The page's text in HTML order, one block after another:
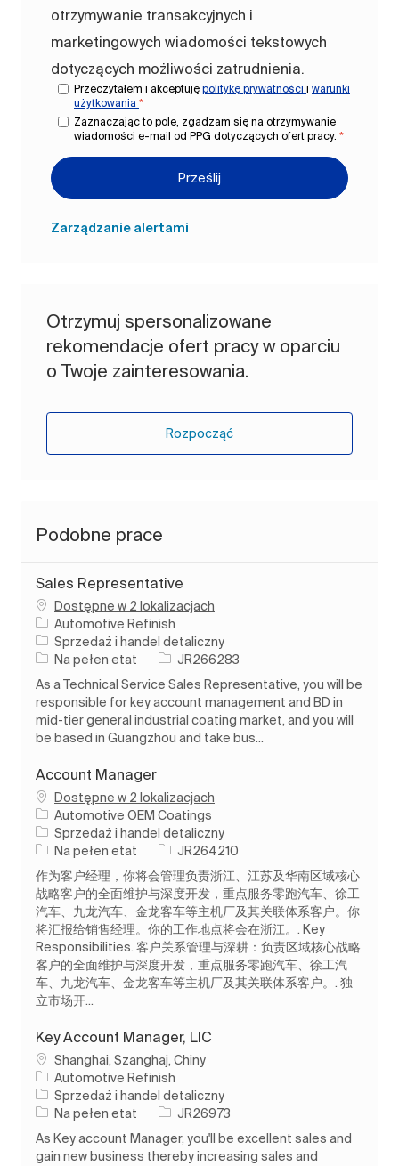
otrzymywanie transakcyjnych i
marketingowych wiadomości tekstowych
dotyczących możliwości zatrudnienia.
Przeczytałem i akceptuję politykę prywatności i warunki
użytkowania *
Zaznaczając to pole, zgadzam się na otrzymywanie
wiadomości e-mail od PPG dotyczących ofert pracy. *
Prześlij
Zarządzanie alertami
Otrzymuj spersonalizowane
rekomendacje ofert pracy w oparciu
o Twoje zainteresowania.
Rozpocząć
Podobne prace
Sales Representative
Dostępne w 2 lokalizacjach
Automotive Refinish
Kategoria
Sprzedaż i handel detaliczny
Rodzaj pracy
Na pełen etat Identyfikator zadania
JR266283
As a Technical Service Sales Representative, you will be
responsible for key account management and BD in
mid-tier general industrial coating market, and you will
be based in Guangzhou and take bus...
Account Manager
Dostępne w 2 lokalizacjach
Automotive OEM Coatings
Kategoria
Sprzedaż i handel detaliczny
Rodzaj pracy
Na pełen etat Identyfikator zadania
JR264210
作为客户经理，你将会管理负责浙江、江苏及华南区域核心
战略客户的全面维护与深度开发，重点服务零跑汽车、徐工
汽车、九龙汽车、金龙客车等主机厂及其关联体系客户。你
将汇报给销售经理。你的工作地点将会在浙江。. Key
Responsibilities. 客户关系管理与深耕：负责区域核心战略
客户的全面维护与深度开发，重点服务零跑汽车、徐工汽
车、九龙汽车、金龙客车等主机厂及其关联体系客户。. 独
立市场开...
Key Account Manager, LIC
Lokalizacja
Shanghai, Szanghaj, Chiny
Automotive Refinish
Kategoria
Sprzedaż i handel detaliczny
Rodzaj pracy
Na pełen etat Identyfikator zadania
JR26973
As Key account Manager, you'll be excellent sales and
gain new business thereby increasing sales and